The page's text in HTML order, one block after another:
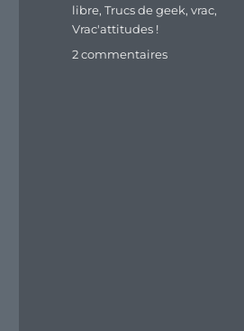
libre,Trucs de geek,vrac,
Vrac'attitudes !
2 commentairessur